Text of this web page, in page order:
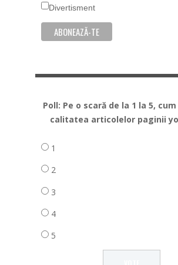
Divertisment
Poll: Pe o scară de la 1 la 5,
calitatea articolelor paginii
1
2
3
4
5